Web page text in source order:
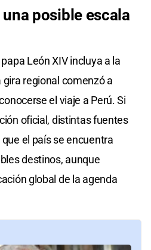
posible escala
León XIV incluya a la
regional comenzó a
el viaje a Perú. Si
oficial, distintas fuentes
el país se encuentra
destinos, aunque
global de la agenda